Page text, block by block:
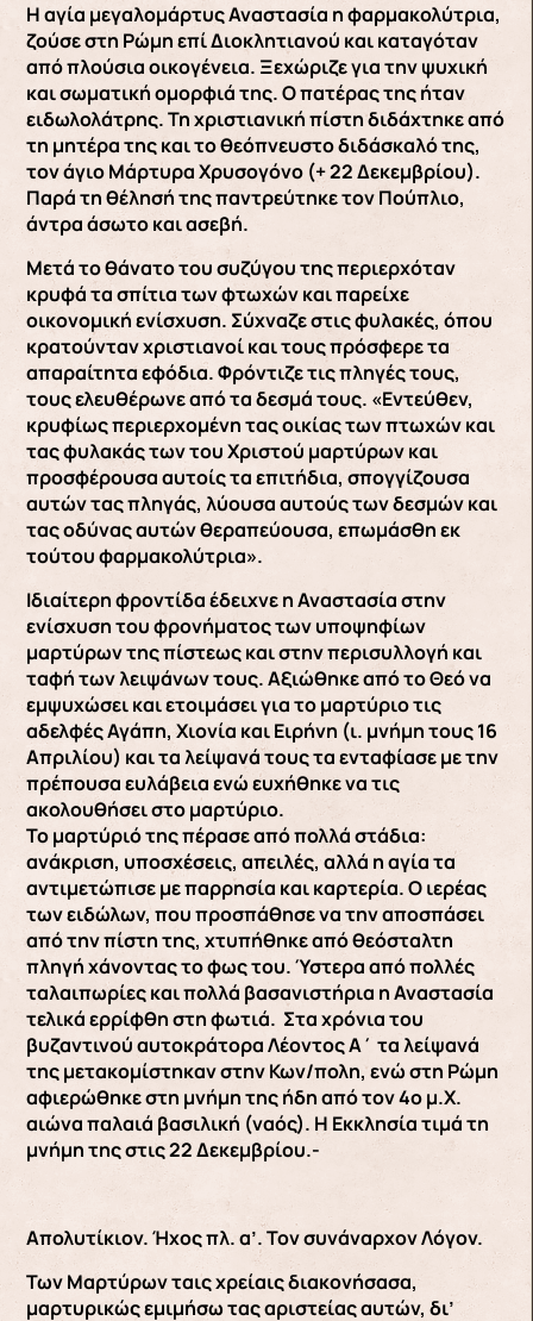
Η αγία μεγαλομάρτυς Αναστασία η φαρμακολύτρια,
ζούσε στη Ρώμη επί Διοκλητιανού και καταγόταν
από πλούσια οικογένεια. Ξεχώριζε για την ψυχική
και σωματική ομορφιά της. Ο πατέρας της ήταν
ειδωλολάτρης. Τη χριστιανική πίστη διδάχτηκε από
τη μητέρα της και το θεόπνευστο διδάσκαλό της,
τον άγιο Μάρτυρα Χρυσογόνο (+ 22 Δεκεμβρίου).
Παρά τη θέλησή της παντρεύτηκε τον Πούπλιο,
άντρα άσωτο και ασεβή.
Μετά το θάνατο του συζύγου της περιερχόταν
κρυφά τα σπίτια των φτωχών και παρείχε
οικονομική ενίσχυση. Σύχναζε στις φυλακές, όπου
κρατούνταν χριστιανοί και τους πρόσφερε τα
απαραίτητα εφόδια. Φρόντιζε τις πληγές τους,
τους ελευθέρωνε από τα δεσμά τους. «Εντεύθεν,
κρυφίως περιερχομένη τας οικίας των πτωχών και
τας φυλακάς των του Χριστού μαρτύρων και
προσφέρουσα αυτοίς τα επιτήδια, σπογγίζουσα
αυτών τας πληγάς, λύουσα αυτούς των δεσμών και
τας οδύνας αυτών θεραπεύουσα, επωμάσθη εκ
τούτου φαρμακολύτρια».
Ιδιαίτερη φροντίδα έδειχνε η Αναστασία στην
ενίσχυση του φρονήματος των υποψηφίων
μαρτύρων της πίστεως και στην περισυλλογή και
ταφή των λειψάνων τους. Αξιώθηκε από το Θεό να
εμψυχώσει και ετοιμάσει για το μαρτύριο τις
αδελφές Αγάπη, Χιονία και Ειρήνη (ι. μνήμη τους 16
Απριλίου) και τα λείψανά τους τα ενταφίασε με την
πρέπουσα ευλάβεια ενώ ευχήθηκε να τις
ακολουθήσει στο μαρτύριο.
Το μαρτύριό της πέρασε από πολλά στάδια:
ανάκριση, υποσχέσεις, απειλές, αλλά η αγία τα
αντιμετώπισε με παρρησία και καρτερία. Ο ιερέας
των ειδώλων, που προσπάθησε να την αποσπάσει
από την πίστη της, χτυπήθηκε από θεόσταλτη
πληγή χάνοντας το φως του. Ύστερα από πολλές
ταλαιπωρίες και πολλά βασανιστήρια η Αναστασία
τελικά ερρίφθη στη φωτιά. Στα χρόνια του
βυζαντινού αυτοκράτορα Λέοντος Α΄ τα λείψανά
της μετακομίστηκαν στην Κων/πολη, ενώ στη Ρώμη
αφιερώθηκε στη μνήμη της ήδη από τον 4ο μ.Χ.
αιώνα παλαιά βασιλική (ναός). Η Εκκλησία τιμά τη
μνήμη της στις 22 Δεκεμβρίου.-
Απολυτίκιον. Ήχος πλ. α’. Τον συνάναρχον Λόγον.
Των Μαρτύρων ταις χρείαις διακονήσασα,
μαρτυρικώς εμιμήσω τας αριστείας αυτών, δι’